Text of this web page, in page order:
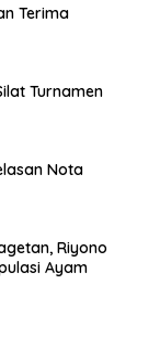
Terima
Turnamen
Nota
Riyono
Ayam